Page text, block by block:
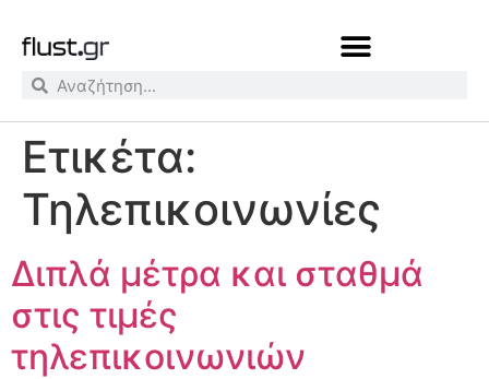
Ετικέτα:
Τηλεπικοινωνίες
Διπλά μέτρα και σταθμά
στις τιμές
τηλεπικοινωνιών